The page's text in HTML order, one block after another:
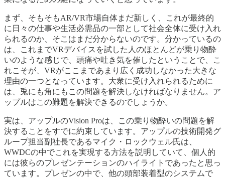
まず、そもそもAR/VR市場自体まだ新しく、これが最終的
に日々の仕事や生活必需品の一部として社会全体に受け入れ
られるのか、そこはまだ分からないのです。分かっているの
は、これまでVRデバイスを試した人のほとんどが乗り物酔
いのような感じで、頭痛や吐き気を催したということで、こ
れこそが、VRがここまであまり広く成功しなかった大きな
理由の一つとなっています。大衆に受け入れられるために
は、兎にも角にもこの問題を解決しなければなりません。ア
ップルはこの難題を解決できるのでしょうか。
実は、アップルのVision Proは、この乗り物酔いの問題を解
決することをすでに約束しています。アップルの技術開発グ
ループ担当副社長であるマイク・ロックウェル氏は、
WWDCの中でこれを実現する方法を説明していて、個人的
には彼らのプレゼンテーションのハイライトであったと思っ
ています。プレゼンの中で、他の頭部装着型のシステムで